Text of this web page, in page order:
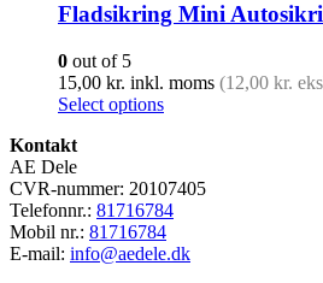
Fladsikring Mini
0 out of 5
15,00 kr. inkl. moms (12,00 kr.
Select options
Kontakt
AE Dele
CVR-nummer: 20107405
Telefonnr.: 81716784
Mobil nr.: 81716784
E-mail: info@aedele.dk